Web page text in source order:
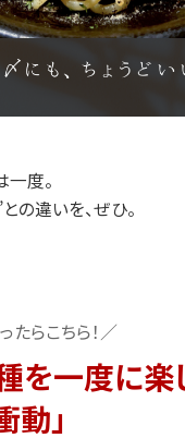
一度。
の違いを、ぜひ。
たらこちら！／
を一度に楽
動」